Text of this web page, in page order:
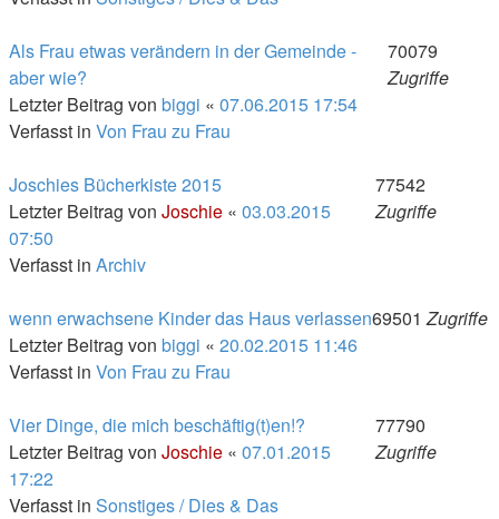
Als Frau etwas verändern in der Gemeinde -
aber wie?
Letzter Beitrag von biggi « 07.06.2015 17:54
Verfasst in Von Frau zu Frau
70079
Zugriffe
Joschies Bücherkiste 2015
Letzter Beitrag von Joschie « 03.03.2015
07:50
Verfasst in Archiv
77542
Zugriffe
wenn erwachsene Kinder das Haus verlassen
Letzter Beitrag von biggi « 20.02.2015 11:46
Verfasst in Von Frau zu Frau
69501Zugriffe
Vier Dinge, die mich beschäftig(t)en!?
Letzter Beitrag von Joschie « 07.01.2015
17:22
Verfasst in Sonstiges / Dies & Das
77790
Zugriffe